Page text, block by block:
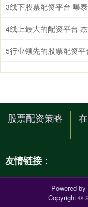
3
4
5
股票配资策略
友情链接：
Powered by
Copyright ©